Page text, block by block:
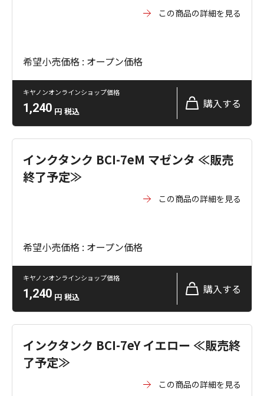
この商品の詳細を見る
希望小売価格 : オープン価格
キヤノンオンラインショップ価格
1,240 円 税込
購入する
インクタンク BCI-7eM マゼンタ ≪販売
終了予定≫
この商品の詳細を見る
希望小売価格 : オープン価格
キヤノンオンラインショップ価格
1,240 円 税込
購入する
インクタンク BCI-7eY イエロー ≪販売終
了予定≫
この商品の詳細を見る